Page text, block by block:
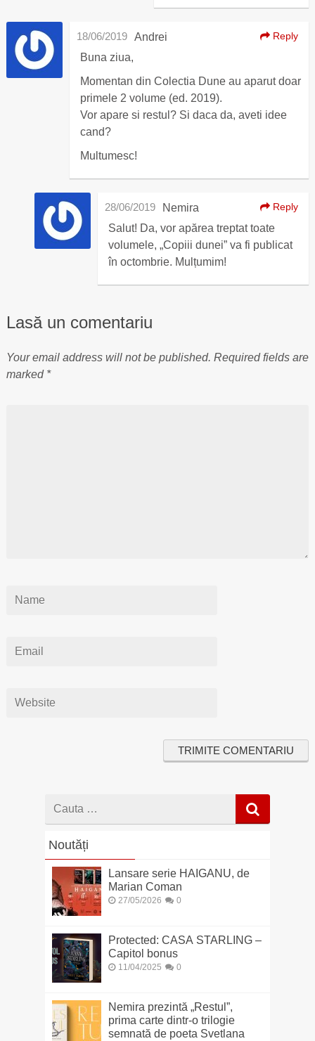
Andrei
18/06/2019 Reply
Buna ziua,
Momentan din Colectia Dune au aparut doar
primele 2 volume (ed. 2019).
Vor apare si restul? Si daca da, aveti idee
cand?
Multumesc!
Nemira
28/06/2019 Reply
Salut! Da, vor apărea treptat toate
volumele, „Copiii dunei” va fi publicat
în octombrie. Mulțumim!
Lasă un comentariu
Your email address will not be published. Required fields are
marked *
Cauta
Noutăți
Lansare serie HAIGANU, de
Marian Coman
27/05/2026 0
Protected: CASA STARLING –
Capitol bonus
11/04/2025 0
Nemira prezintă „Restul”,
prima carte dintr-o trilogie
semnată de poeta Svetlana